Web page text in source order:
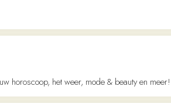
weer, mode & beauty en meer!